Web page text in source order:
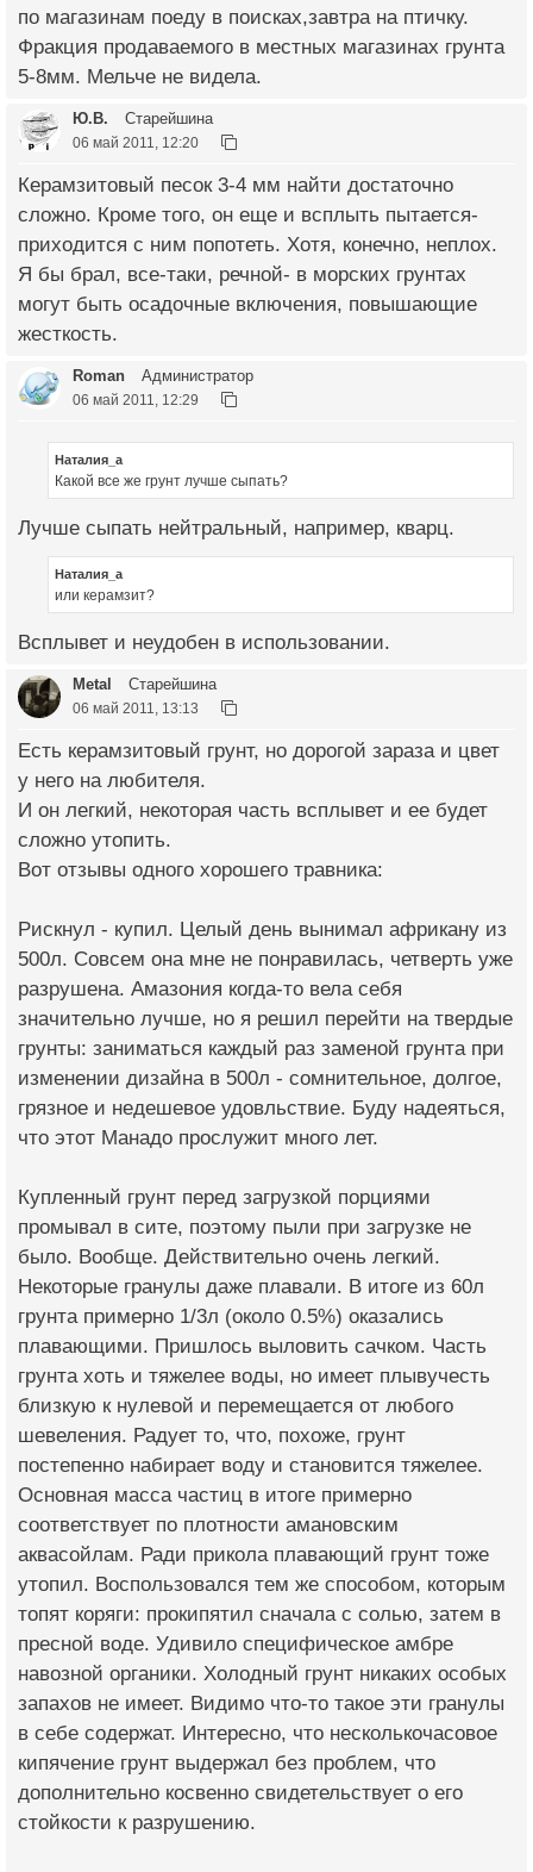
по магазинам поеду в поисках,завтра на птичку.
Фракция продаваемого в местных магазинах грунта
5-8мм. Мельче не видела.
Ю.В. Старейшина
06 май 2011, 12:20
Керамзитовый песок 3-4 мм найти достаточно
сложно. Кроме того, он еще и всплыть пытается-
приходится с ним попотеть. Хотя, конечно, неплох.
Я бы брал, все-таки, речной- в морских грунтах
могут быть осадочные включения, повышающие
жесткость.
Roman Администратор
06 май 2011, 12:29
Наталия_a
Какой все же грунт лучше сыпать?
Лучше сыпать нейтральный, например, кварц.
Наталия_a
или керамзит?
Всплывет и неудобен в использовании.
Metal Старейшина
06 май 2011, 13:13
Есть керамзитовый грунт, но дорогой зараза и цвет
у него на любителя.
И он легкий, некоторая часть всплывет и ее будет
сложно утопить.
Вот отзывы одного хорошего травника:
Рискнул - купил. Целый день вынимал африкану из
500л. Совсем она мне не понравилась, четверть уже
разрушена. Амазония когда-то вела себя
значительно лучше, но я решил перейти на твердые
грунты: заниматься каждый раз заменой грунта при
изменении дизайна в 500л - сомнительное, долгое,
грязное и недешевое удовльствие. Буду надеяться,
что этот Манадо прослужит много лет.
Купленный грунт перед загрузкой порциями
промывал в сите, поэтому пыли при загрузке не
было. Вообще. Действительно очень легкий.
Некоторые гранулы даже плавали. В итоге из 60л
грунта примерно 1/3л (около 0.5%) оказались
плавающими. Пришлось выловить сачком. Часть
грунта хоть и тяжелее воды, но имеет плывучесть
близкую к нулевой и перемещается от любого
шевеления. Радует то, что, похоже, грунт
постепенно набирает воду и становится тяжелее.
Основная масса частиц в итоге примерно
соответствует по плотности амановским
аквасойлам. Ради прикола плавающий грунт тоже
утопил. Воспользовался тем же способом, которым
топят коряги: прокипятил сначала с солью, затем в
пресной воде. Удивило специфическое амбре
навозной органики. Холодный грунт никаких особых
запахов не имеет. Видимо что-то такое эти гранулы
в себе содержат. Интересно, что несколькочасовое
кипячение грунт выдержал без проблем, что
дополнительно косвенно свидетельствует о его
стойкости к разрушению.